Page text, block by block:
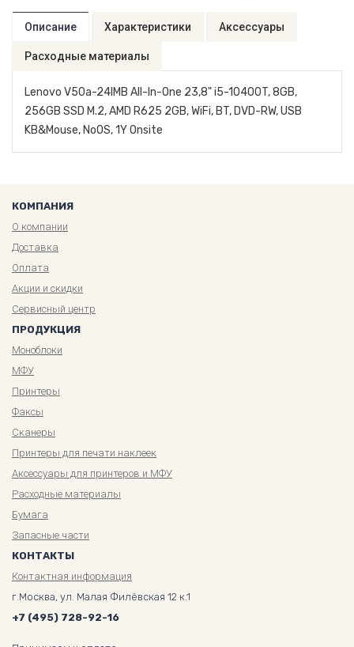
Описание Характеристики Аксессуары
Расходные материалы
Lenovo V50a-24IMB All-In-One 23,8" i5-10400T, 8GB,
256GB SSD M.2, AMD R625 2GB, WiFi, BT, DVD-RW, USB
KB&Mouse, NoOS, 1Y Onsite
КОМПАНИЯ
О компании
Доставка
Оплата
Акции и скидки
Сервисный центр
ПРОДУКЦИЯ
Моноблоки
МФУ
Принтеры
Факсы
Сканеры
Принтеры для печати наклеек
Аксессуары для принтеров и МФУ
Расходные материалы
Бумага
Запасные части
КОНТАКТЫ
Контактная информация
г.Москва, ул. Малая Филёвская 12 к.1
+7 (495) 728-92-16